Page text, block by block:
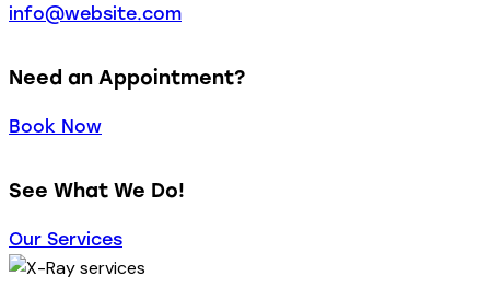
info@website.com
Need an Appointment?
Book Now
See What We Do!
Our Services